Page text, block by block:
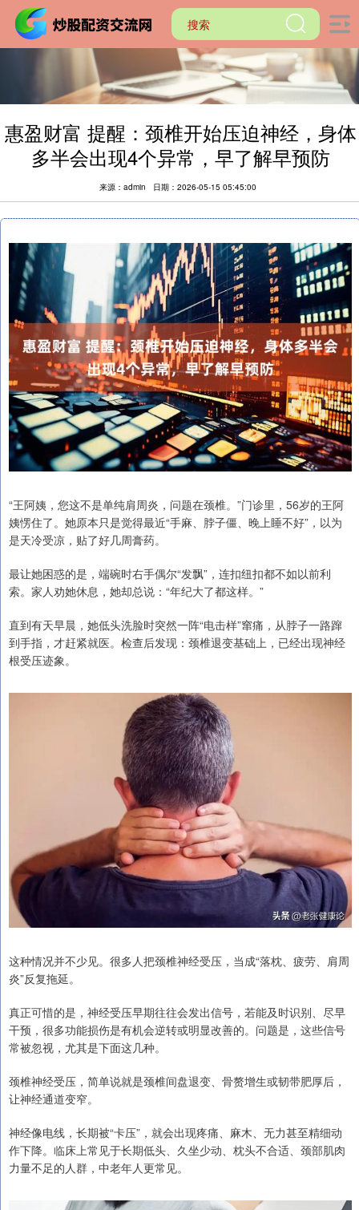
惠盈财富 提醒：颈椎开始压迫神经，身体
多半会出现4个异常，早了解早预防
来源：admin 日期：2026-05-15 05:45:00
“王阿姨，您这不是单纯肩周炎，问题在颈椎。”门诊里，56岁的王阿
姨愣住了。她原本只是觉得最近“手麻、脖子僵、晚上睡不好”，以为
是天冷受凉，贴了好几周膏药。
最让她困惑的是，端碗时右手偶尔“发飘”，连扣纽扣都不如以前利
索。家人劝她休息，她却总说：“年纪大了都这样。”
直到有天早晨，她低头洗脸时突然一阵“电击样”窜痛，从脖子一路蹿
到手指，才赶紧就医。检查后发现：颈椎退变基础上，已经出现神经
根受压迹象。
这种情况并不少见。很多人把颈椎神经受压，当成“落枕、疲劳、肩周
炎”反复拖延。
真正可惜的是，神经受压早期往往会发出信号，若能及时识别、尽早
干预，很多功能损伤是有机会逆转或明显改善的。问题是，这些信号
常被忽视，尤其是下面这几种。
颈椎神经受压，简单说就是颈椎间盘退变、骨赘增生或韧带肥厚后，
让神经通道变窄。
神经像电线，长期被“卡压”，就会出现疼痛、麻木、无力甚至精细动
作下降。临床上常见于长期低头、久坐少动、枕头不合适、颈部肌肉
力量不足的人群，中老年人更常见。